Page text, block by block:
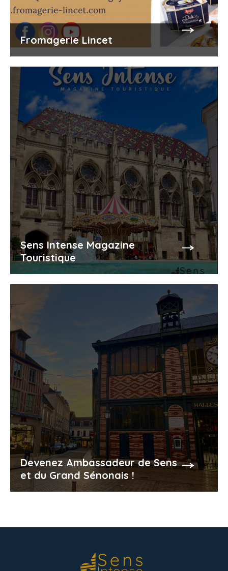
Fromagerie Lincet
Sens Intense Magazine
Touristique
Devenez Ambassadeur de Sens
et du Grand Sénonais !